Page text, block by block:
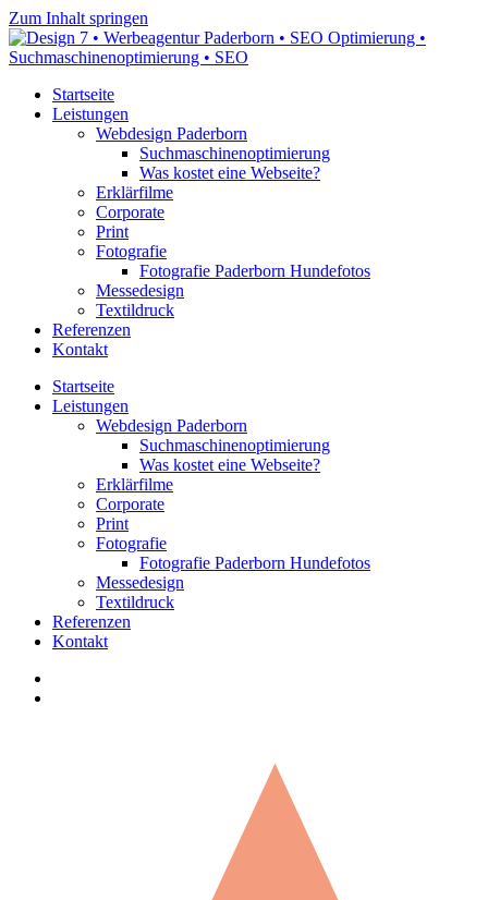
Zum Inhalt springen
Startseite
Leistungen
Webdesign Paderborn
Suchmaschinenoptimierung
Was kostet eine Webseite?
Erklärfilme
Corporate
Print
Fotografie
Fotografie Paderborn Hundefotos
Messedesign
Textildruck
Referenzen
Kontakt
Startseite
Leistungen
Webdesign Paderborn
Suchmaschinenoptimierung
Was kostet eine Webseite?
Erklärfilme
Corporate
Print
Fotografie
Fotografie Paderborn Hundefotos
Messedesign
Textildruck
Referenzen
Kontakt